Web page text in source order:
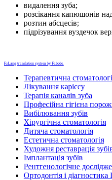
видалення зуба;
розсікання капюшонів
розтин абсцесів;
підрізування вуздечок
FaLang translation system by Faboba
Терапевтична
Лікування карієсу
Терапія каналів зуба
Професійна гігієна
Вибілювання зубів
Хірургічна стоматологія
Дитяча стоматологія
Естетична стоматологія
Художня реставрація
Імплантація зубів
Рентгенологічне
Ортодонтія і